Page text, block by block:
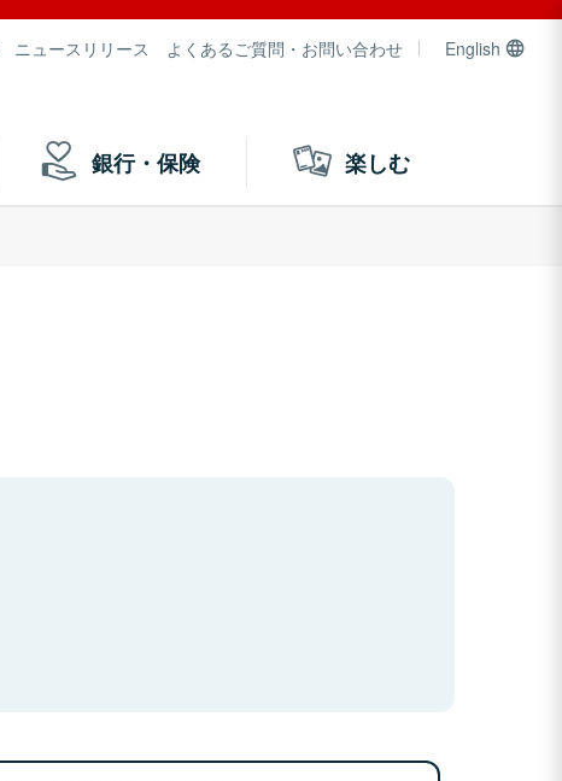
ニュースリリース よくあるご質問・お問い合わせ English
銀行・保険 楽しむ